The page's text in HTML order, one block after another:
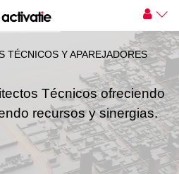
TÉCNICOS Y APAREJADORES
Técnicos ofreciendo
recursos y sinergias.